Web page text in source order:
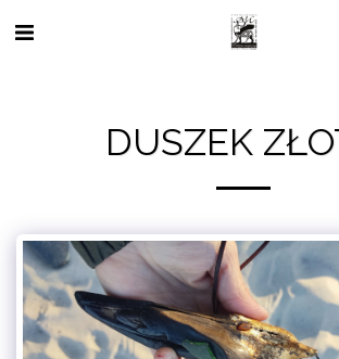
DUSZEK